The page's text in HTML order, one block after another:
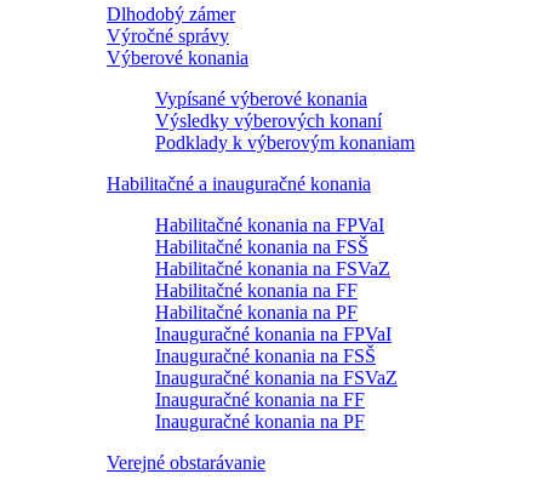
Dlhodobý zámer
Výročné správy
Výberové konania
Vypísané výberové konania
Výsledky výberových konaní
Podklady k výberovým konaniam
Habilitačné a inauguračné konania
Habilitačné konania na FPVaI
Habilitačné konania na FSŠ
Habilitačné konania na FSVaZ
Habilitačné konania na FF
Habilitačné konania na PF
Inauguračné konania na FPVaI
Inauguračné konania na FSŠ
Inauguračné konania na FSVaZ
Inauguračné konania na FF
Inauguračné konania na PF
Verejné obstarávanie